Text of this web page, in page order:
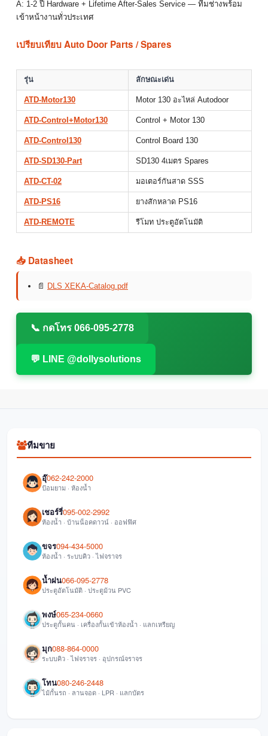
A: 1-2 ปี Hardware + Lifetime After-Sales Service — ทีมช่างพร้อม
เข้าหน้างานทั่วประเทศ
เปรียบเทียบ Auto Door Parts / Spares
รุ่น ลักษณะเด่น
ATD-Motor130 Motor 130 อะไหล่ Autodoor
ATD-Control+Motor130 Control + Motor 130
ATD-Control130 Control Board 130
ATD-SD130-Part SD130 4เมตร Spares
ATD-CT-02 มอเตอร์กันสาด SSS
ATD-PS16 ยางสักหลาด PS16
ATD-REMOTE รีโมท ประตูอัตโนมัติ
📥 Datasheet
📄 DLS XEKA-Catalog.pdf
📞 กดโทร 066-095-2778
💬 LINE @dollysolutions
ทีมขาย
อุ๊062-242-2000
ป้อมยาม · ห้องน้ำ
เชอร์รี่095-002-2992
ห้องน้ำ · บ้านน็อคดาวน์ · ออฟฟิศ
ขจร094-434-5000
ห้องน้ำ · ระบบคิว · ไฟจราจร
น้ำฝน066-095-2778
ประตูอัตโนมัติ · ประตูม้วน PVC
พงษ์065-234-0660
ประตูกั้นคน · เครื่องกั้นเข้าห้องน้ำ · แลกเหรียญ
มุก088-864-0000
ระบบคิว · ไฟจราจร · อุปกรณ์จราจร
โทน080-246-2448
ไม้กั้นรถ · ลานจอด · LPR · แลกบัตร